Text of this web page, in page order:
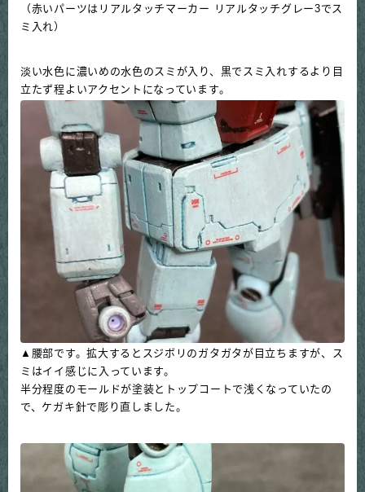
（赤いパーツはリアルタッチマーカー リアルタッチグレー3でス
ミ入れ）
淡い水色に濃いめの水色のスミが入り、黒でスミ入れするより目
立たず程よいアクセントになっています。
▲腰部です。拡大するとスジボリのガタガタが目立ちますが、ス
ミはイイ感じに入っています。
半分程度のモールドが塗装とトップコートで浅くなっていたの
で、ケガキ針で彫り直しました。